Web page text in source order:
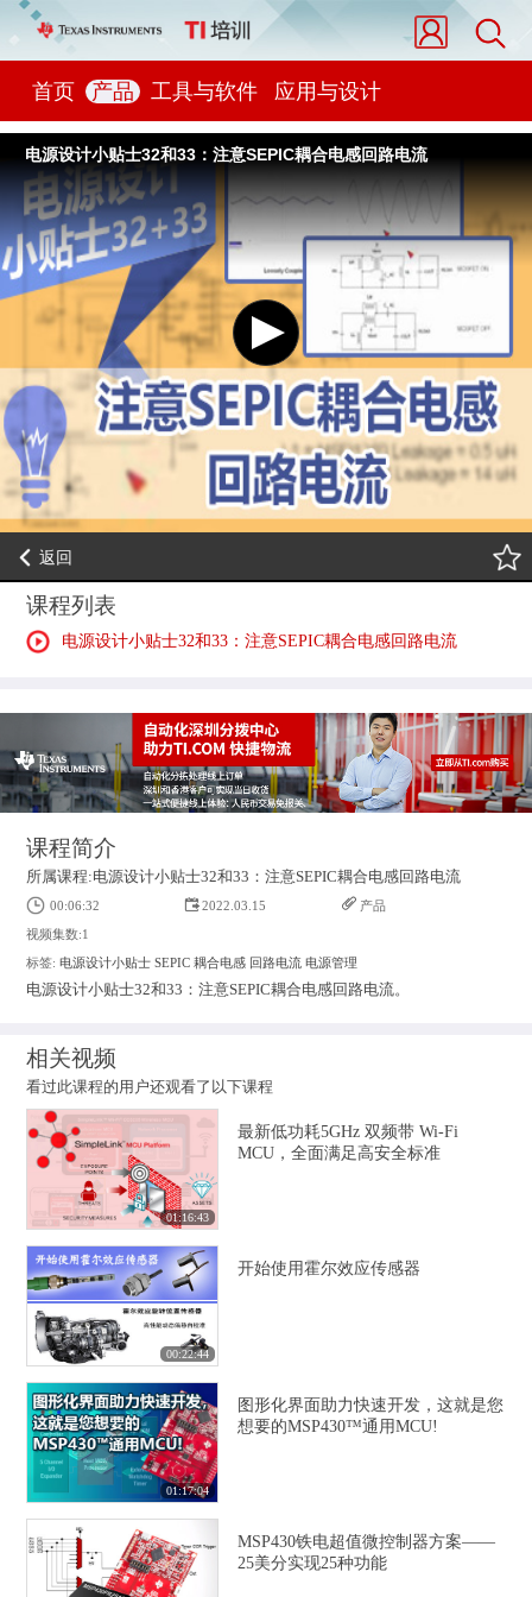
首页 产品 工具与软件 应用与设计
电源设计小贴士32和33：注意SEPIC耦合电感回路电流
返回
课程列表
电源设计小贴士32和33：注意SEPIC耦合电感回路电流
课程简介
所属课程:电源设计小贴士32和33：注意SEPIC耦合电感回路电流
00:06:32 2022.03.15
产品
视频集数:1
标签:电源设计小贴士 SEPIC 耦合电感 回路电流 电源管理
电源设计小贴士32和33：注意SEPIC耦合电感回路电流。
相关视频
看过此课程的用户还观看了以下课程
01:16:43
最新低功耗5GHz 双频带 Wi-Fi
MCU，全面满足高安全标准
00:22:44
开始使用霍尔效应传感器
01:17:04
图形化界面助力快速开发，这就是您
想要的MSP430™通用MCU!
MSP430铁电超值微控制器方案——
25美分实现25种功能